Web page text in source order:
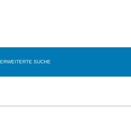
ERWEITERTE SUCHE